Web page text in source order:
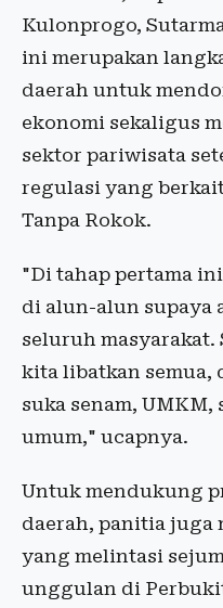
Kulonprogo,
ini merupakan
daerah untuk
ekonomi sekaligus
sektor pariwisata
regulasi yang
Tanpa Rokok.
"Di tahap pertama
di alun-alun supaya
seluruh masyarakat.
kita libatkan semua,
suka senam, UMKM,
umum," ucapnya.
Untuk mendukung
daerah, panitia juga
yang melintasi
unggulan di